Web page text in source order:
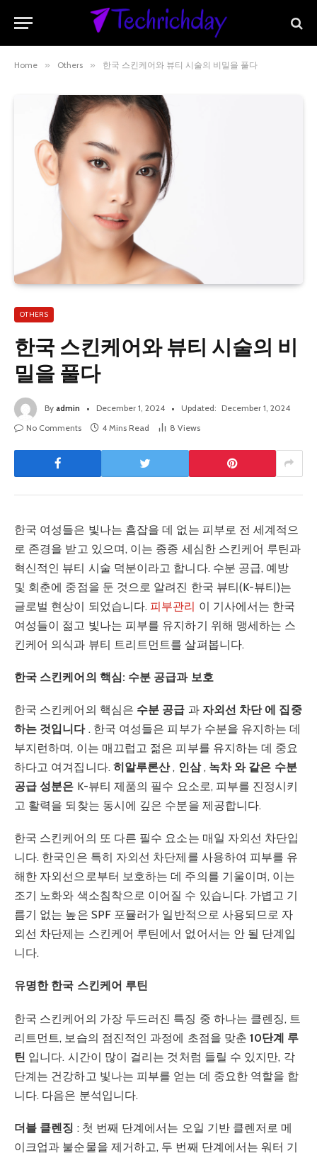
Home » Others » 한국 스킨케어와 뷰티 시술의 비밀을 풀다
OTHERS
한국 스킨케어와 뷰티 시술의 비
밀을 풀다
By admin December 1, 2024 Updated: December 1, 2024
No Comments
4 Mins Read 8 Views
한국 여성들은 빛나는 흠잡을 데 없는 피부로 전 세계적으
로 존경을 받고 있으며, 이는 종종 세심한 스킨케어 루틴과
혁신적인 뷰티 시술 덕분이라고 합니다. 수분 공급, 예방
및 회춘에 중점을 둔 것으로 알려진 한국 뷰티(K-뷰티)는
글로벌 현상이 되었습니다. 피부관리 이 기사에서는 한국
여성들이 젊고 빛나는 피부를 유지하기 위해 맹세하는 스
킨케어 의식과 뷰티 트리트먼트를 살펴봅니다.
한국 스킨케어의 핵심: 수분 공급과 보호
한국 스킨케어의 핵심은 수분 공급 과 자외선 차단 에 집중
하는 것입니다 . 한국 여성들은 피부가 수분을 유지하는 데
부지런하며, 이는 매끄럽고 젊은 피부를 유지하는 데 중요
하다고 여겨집니다. 히알루론산, 인삼, 녹차 와 같은 수분
공급 성분은 K-뷰티 제품의 필수 요소로, 피부를 진정시키
고 활력을 되찾는 동시에 깊은 수분을 제공합니다.
한국 스킨케어의 또 다른 필수 요소는 매일 자외선 차단입
니다. 한국인은 특히 자외선 차단제를 사용하여 피부를 유
해한 자외선으로부터 보호하는 데 주의를 기울이며, 이는
조기 노화와 색소침착으로 이어질 수 있습니다. 가볍고 기
름기 없는 높은 SPF 포뮬러가 일반적으로 사용되므로 자
외선 차단제는 스킨케어 루틴에서 없어서는 안 될 단계입
니다.
유명한 한국 스킨케어 루틴
한국 스킨케어의 가장 두드러진 특징 중 하나는 클렌징, 트
리트먼트, 보습의 점진적인 과정에 초점을 맞춘10단계 루
틴 입니다. 시간이 많이 걸리는 것처럼 들릴 수 있지만, 각
단계는 건강하고 빛나는 피부를 얻는 데 중요한 역할을 합
니다. 다음은 분석입니다.
더블 클렌징 : 첫 번째 단계에서는 오일 기반 클렌저로 메
이크업과 불순물을 제거하고, 두 번째 단계에서는 워터 기